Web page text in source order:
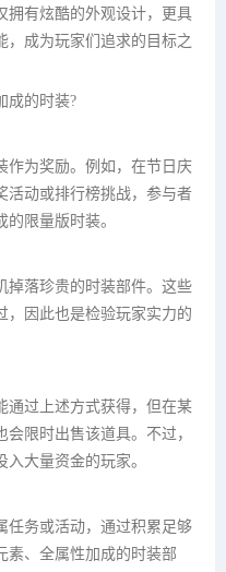
拥有炫酷的外观设计，更具
，成为玩家们追求的目标之
的时装?
为奖励。例如，在节日庆
活动或排行榜挑战，参与者
限量版时装。
落珍贵的时装部件。这些
，因此也是检验玩家实力的
过上述方式获得，但在某
限时出售该道具。不过，
大量资金的玩家。
务或活动，通过积累足够
素、全属性加成的时装部